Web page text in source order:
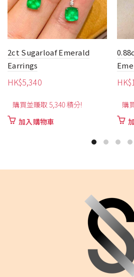
2ct Sugarloaf Emerald
Earrings
HK$5,340
購買並賺取 5,340 積分!
加入購物車
HK$
購